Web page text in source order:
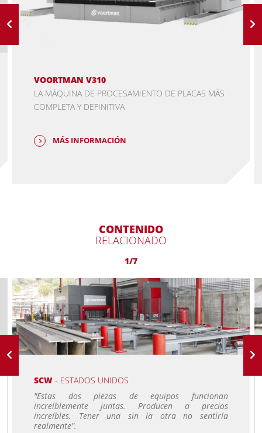
VOORTMAN V310
LA MÁQUINA DE PROCESAMIENTO DE PLACAS MÁS
COMPLETA Y DEFINITIVA
MÁS INFORMACIÓN
CONTENIDO
RELACIONADO
1/7
SCW- ESTADOS UNIDOS
"Estas dos piezas de equipos funcionan
increíblemente juntas. Producen a precios
increíbles. Tener una sin la otra no sentiría
realmente".